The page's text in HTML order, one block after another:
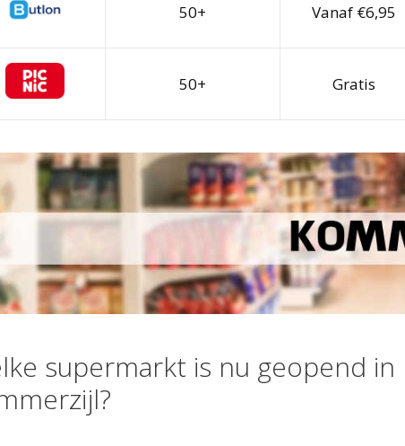
50+ Vanaf €6,95
50+ Gratis
supermarkt is nu geopend in